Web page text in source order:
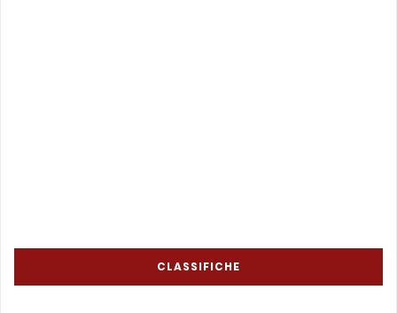
CLASSIFICHE